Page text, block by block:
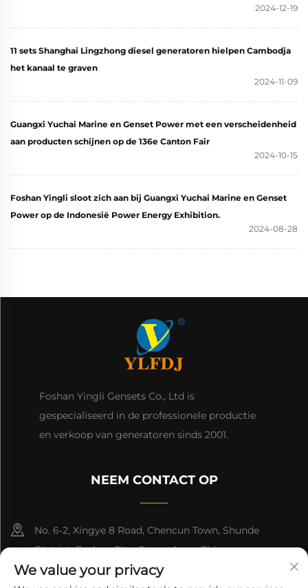
2024-12-19
11 sets Shanghai Lingzhong diesel generatoren hielpen Cambodja
het kanaal te graven
2024-11-09
Guangxi Yuchai Marine en Genset Power met een verscheidenheid
aan producten schijnen op de 136e Canton Fair
2024-10-15
Foshan Yingli sloot zich aan bij Guangxi Yuchai Marine en Genset
Power op de Indonesië Power Energy Exhibition.
2024-08-28
Foshan Yingli Gensets Co., Ltd is
gespecialiseerd in de professionele productie
en verkoop van generatoren sinds 2001.
NEEM CONTACT OP
No. 6-2, Xingye 8 Road, Chencun Town, Shunde
District, Foshan City, Guangdong, China.
8618676517177
We value your privacy